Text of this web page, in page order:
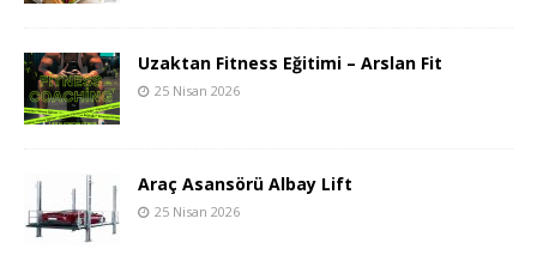
Uzaktan Fitness Eğitimi – Arslan Fit
25 Nisan 2026
Araç Asansörü Albay Lift
25 Nisan 2026